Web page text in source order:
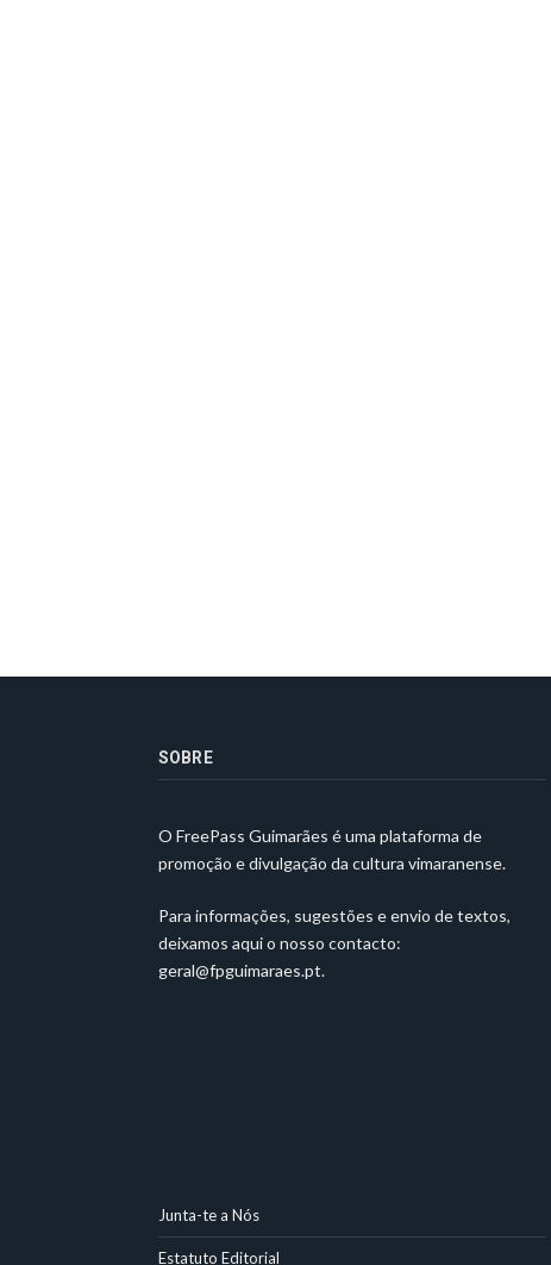
SOBRE
O FreePass Guimarães é uma plataforma de
promoção e divulgação da cultura vimaranense.
Para informações, sugestões e envio de textos,
deixamos aqui o nosso contacto:
geral@fpguimaraes.pt.
Junta-te a Nós
Estatuto Editorial